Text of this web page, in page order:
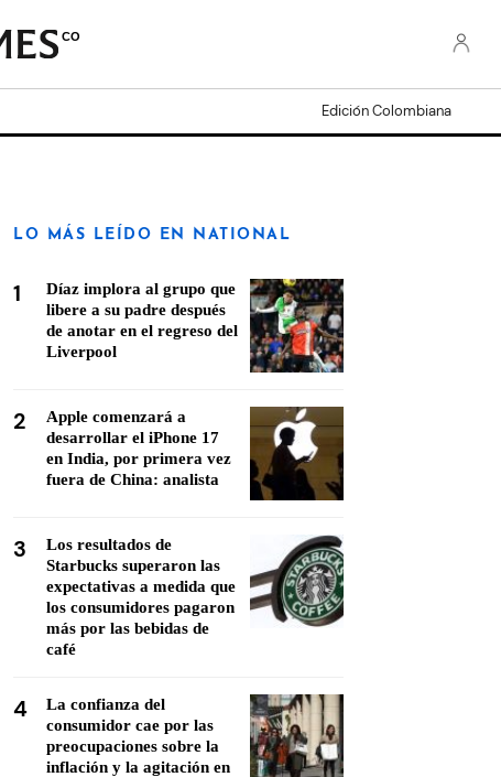
CO
Edición Colombiana
LO MÁS LEÍDO EN NATIONAL
1
Díaz implora al grupo que
libere a su padre después
de anotar en el regreso del
Liverpool
2
Apple comenzará a
desarrollar el iPhone 17
en India, por primera vez
fuera de China: analista
3
Los resultados de
Starbucks superaron las
expectativas a medida que
los consumidores pagaron
más por las bebidas de
café
4
La confianza del
consumidor cae por las
preocupaciones sobre la
inflación y la agitación en